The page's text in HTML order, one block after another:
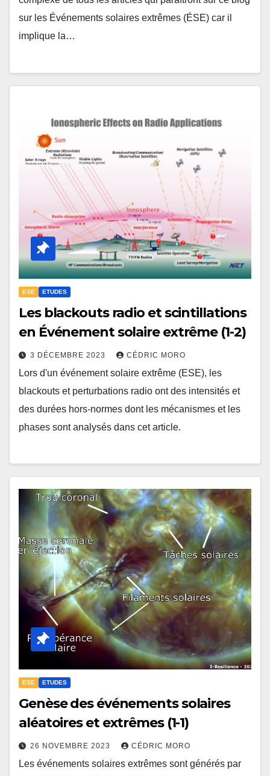
sur les Événements solaires extrêmes (ÉSE) car il
implique la…
ESE ETUDES
Les blackouts radio et scintillations
en Événement solaire extrême (1-2)
3 DÉCEMBRE 2023 CÉDRIC MORO
Lors d'un événement solaire extrême (ESE), les
blackouts et perturbations radio ont des intensités et
des durées hors-normes dont les mécanismes et les
phases sont analysés dans cet article.
ESE ETUDES
Genèse des événements solaires
aléatoires et extrêmes (1-1)
26 NOVEMBRE 2023 CÉDRIC MORO
Les événements solaires extrêmes sont générés par